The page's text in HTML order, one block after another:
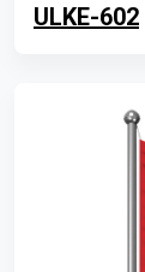
ULKE-602